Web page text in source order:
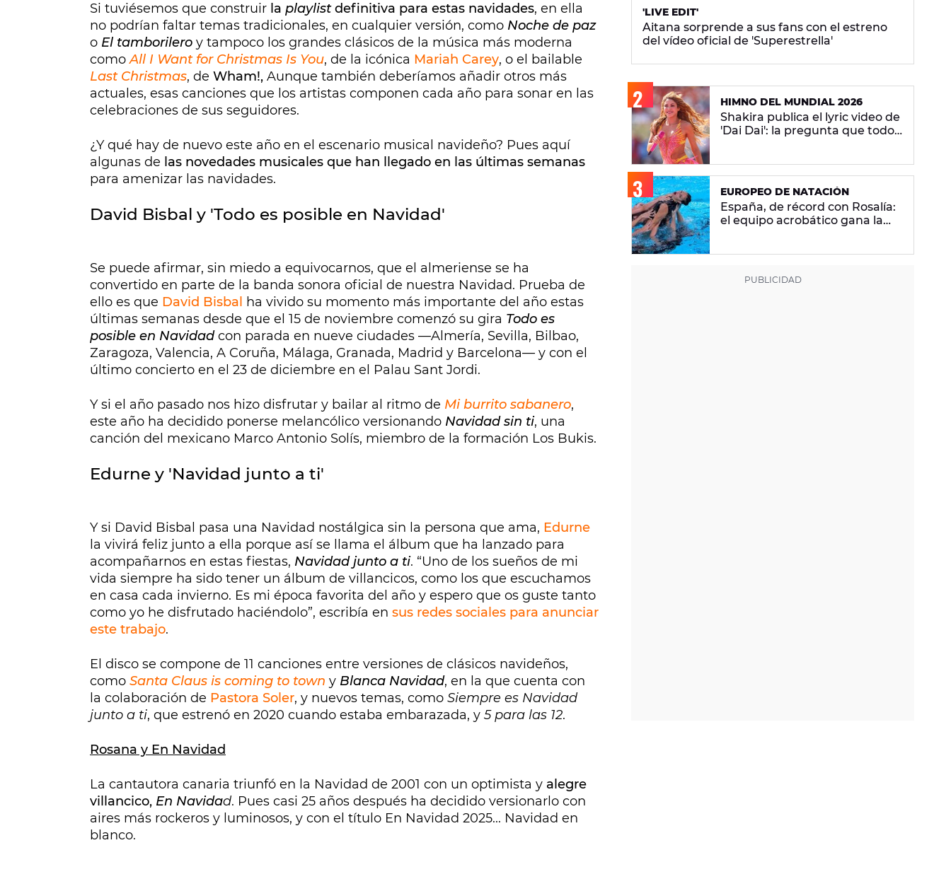
Si tuviésemos que construir la playlistdefinitiva para estas navidades, en ella
no podrían faltar temas tradicionales, en cualquier versión, como Noche de paz
o El tamborilero y tampoco los grandes clásicos de la música más moderna
comoAll I Want for Christmas Is You, de la icónica Mariah Carey, o el bailable
Last Christmas, de Wham!, Aunque también deberíamos añadir otros más
actuales, esas canciones que los artistas componen cada año para sonar en las
celebraciones de sus seguidores.
¿Y qué hay de nuevo este año en el escenario musical navideño? Pues aquí
algunas de las novedades musicales que han llegado en las últimas semanas
para amenizar las navidades.
David Bisbal y 'Todo es posible en Navidad'
Se puede afirmar, sin miedo a equivocarnos, que el almeriense se ha
convertido en parte de la banda sonora oficial de nuestra Navidad. Prueba de
ello es que David Bisbal
ha vivido su momento más importante del año estas
últimas semanas desde que el 15 de noviembre comenzó su gira Todo es
posible en Navidadcon parada en nueve ciudades —Almería, Sevilla, Bilbao,
Zaragoza, Valencia, A Coruña, Málaga, Granada, Madrid y Barcelona— y con el
último concierto en el 23 de diciembre en el Palau Sant Jordi.
Y si el año pasado nos hizo disfrutar y bailar al ritmo de Mi burrito sabanero,
este año ha decidido ponerse melancólico versionando Navidad sin ti, una
canción del mexicano Marco Antonio Solís, miembro de la formación Los Bukis.
Edurne y 'Navidad junto a ti'
Y si David Bisbal pasa una Navidad nostálgica sin la persona que ama, Edurne
la vivirá feliz junto a ella porque así se llama el álbum que ha lanzado para
acompañarnos en estas fiestas, Navidad junto a ti. “Uno de los sueños de mi
vida siempre ha sido tener un álbum de villancicos, como los que escuchamos
en casa cada invierno. Es mi época favorita del año y espero que os guste tanto
como yo he disfrutado haciéndolo”, escribía en sus redes sociales para anunciar
este trabajo.
El disco se compone de 11 canciones entre versiones de clásicos navideños,
como Santa Claus is coming to town y Blanca Navidad, en la que cuenta con
la colaboración de Pastora Soler, y nuevos temas, como Siempre es Navidad
junto a ti, que estrenó en 2020 cuando estaba embarazada, y 5 para las 12.
Rosana y En Navidad
La cantautora canaria triunfó en la Navidad de 2001 con un optimista y alegre
villancico, En Navidad. Pues casi 25 años después ha decidido versionarlo con
aires más rockeros y luminosos, y con el título En Navidad 2025... Navidad en
blanco.
'LIVE EDIT'
Aitana sorprende a sus fans con el estreno
del vídeo oficial de 'Superestrella'
HIMNO DEL MUNDIAL 2026
Shakira publica el lyric video de
'Dai Dai': la pregunta que todos
EUROPEO DE NATACIÓN
España, de récord con Rosalía:
el equipo acrobático gana la